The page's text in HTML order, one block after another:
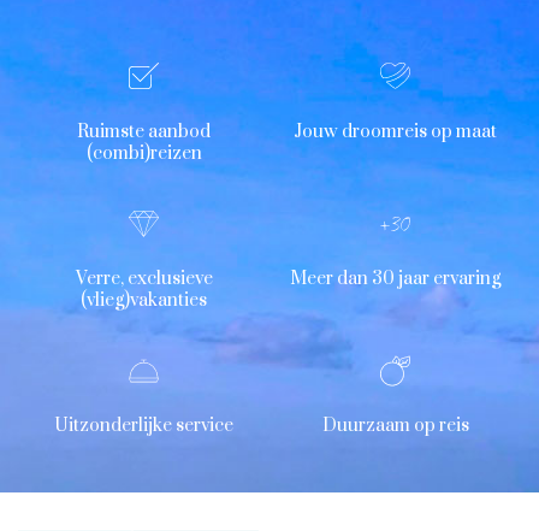
Ruimste aanbod
(combi)reizen
Jouw droomreis op maat
Verre, exclusieve
(vlieg)vakanties
Meer dan 30 jaar ervaring
Uitzonderlijke service Duurzaam op reis